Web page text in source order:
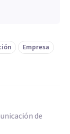
Empresa
de